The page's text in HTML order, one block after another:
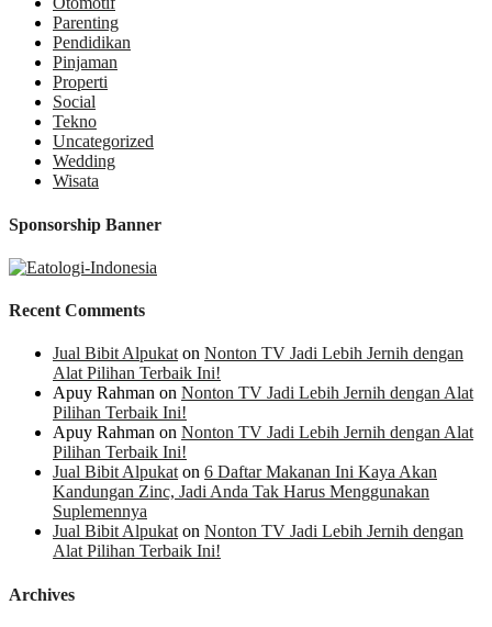
Parenting
Pendidikan
Pinjaman
Properti
Social
Tekno
Uncategorized
Wedding
Wisata
Sponsorship Banner
Recent Comments
Jual Bibit Alpukaton Nonton TV Jadi Lebih Jernih dengan
Alat Pilihan Terbaik Ini!
Apuy Rahman on Nonton TV Jadi Lebih Jernih dengan Alat
Pilihan Terbaik Ini!
Apuy Rahman on Nonton TV Jadi Lebih Jernih dengan Alat
Pilihan Terbaik Ini!
Jual Bibit Alpukaton 6 Daftar Makanan Ini Kaya Akan
Kandungan Zinc, Jadi Anda Tak Harus Menggunakan
Suplemennya
Jual Bibit Alpukaton Nonton TV Jadi Lebih Jernih dengan
Alat Pilihan Terbaik Ini!
Archives